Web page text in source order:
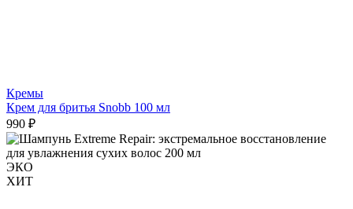
Кремы
Крем для бритья Snobb 100 мл
990 ₽
ЭКО
ХИТ